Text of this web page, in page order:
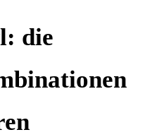
die